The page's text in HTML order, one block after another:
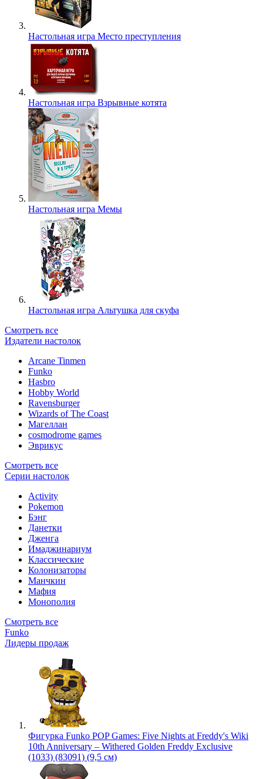
Настольная игра Место преступления
Настольная игра Взрывные котята
Настольная игра Мемы
Настольная игра Альтушка для скуфа
Смотреть все
Издатели настолок
Arcane Tinmen
Funko
Hasbro
Hobby World
Ravensburger
Wizards of The Coast
Магеллан
сosmodrome games
Эврикус
Смотреть все
Серии настолок
Activity
Pokemon
Бэнг
Данетки
Дженга
Имаджинариум
Классические
Колонизаторы
Манчкин
Мафия
Монополия
Смотреть все
Funko
Лидеры продаж
Фигурка Funko POP Games: Five Nights at Freddy's Wiki
10th Anniversary – Withered Golden Freddy Exclusive
(1033) (83091) (9,5 см)